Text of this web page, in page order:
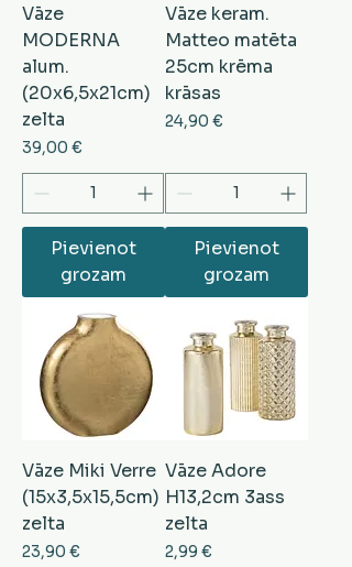
Vāze
MODERNA
alum.
(20x6,5x21cm)
zelta
Cena
39,00 €
Pievienot
grozam
Vāze keram.
Matteo matēta
25cm krēma
krāsas
Cena
24,90 €
Pievienot
grozam
Vāze Miki Verre
(15x3,5x15,5cm)
zelta
Cena
23,90 €
Vāze Adore
H13,2cm 3ass
zelta
Cena
2,99 €